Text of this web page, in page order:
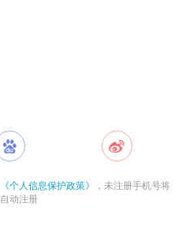
《个人信息保护政策》
，未注册手机号将
自动注册